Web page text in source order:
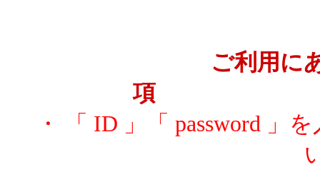
ご利用に
・ 「 ID 」「 password 」